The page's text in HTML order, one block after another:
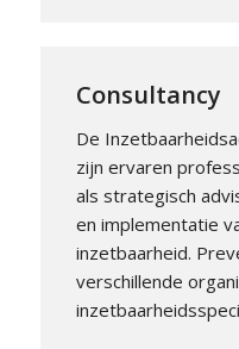
Consultancy
De
zijn ervaren
als strategisch
en implementatie
inzetbaarheid.
verschillende